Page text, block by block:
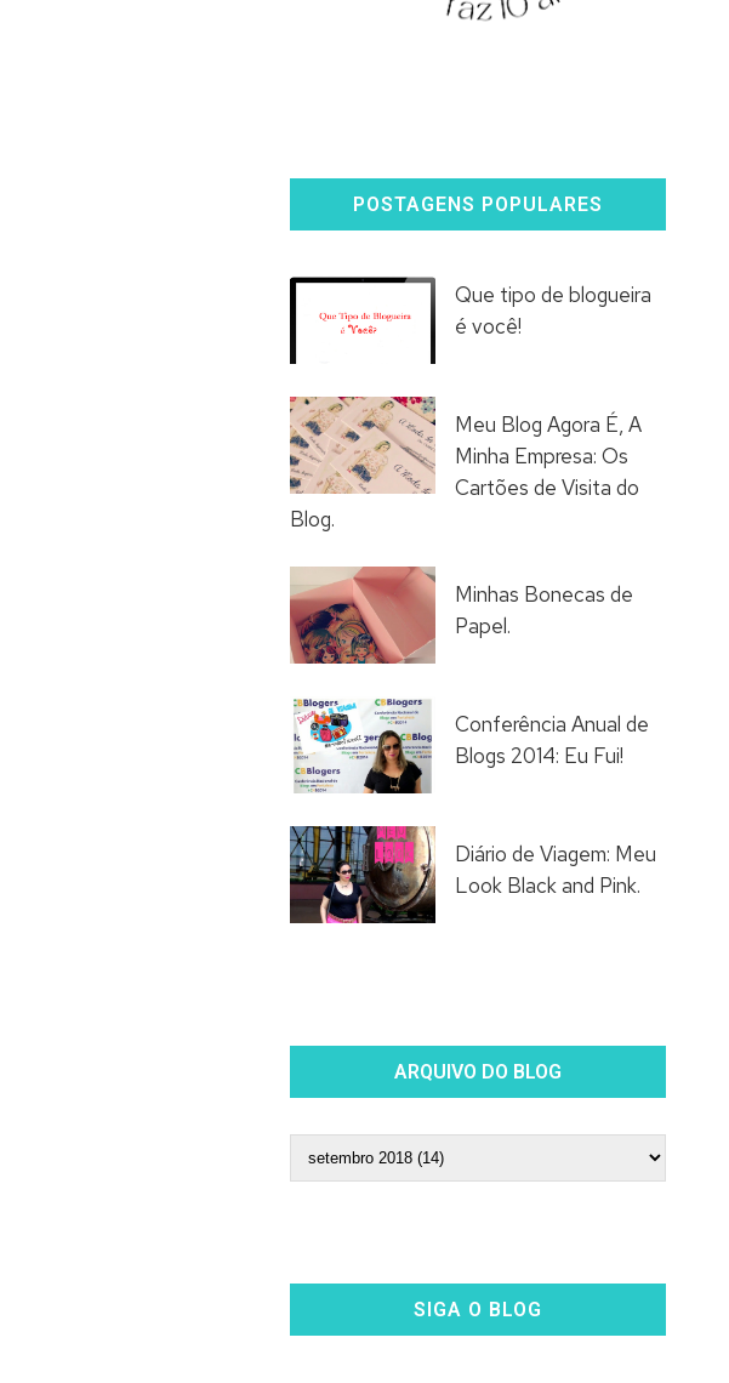
POSTAGENS POPULARES
Que tipo de blogueira
é você!
Meu Blog Agora É, A
Minha Empresa: Os
Cartões de Visita do
Blog.
Minhas Bonecas de
Papel.
Conferência Anual de
Blogs 2014: Eu Fui!
Diário de Viagem: Meu
Look Black and Pink.
ARQUIVO DO BLOG
SIGA O BLOG